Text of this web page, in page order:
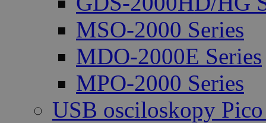
MSO-2000 Series
MDO-2000E Series
MPO-2000 Series
USB osciloskopy